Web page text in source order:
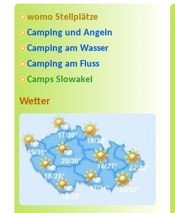
womo Stellplätze
Camping und Angeln
Camping am Wasser
Camping am Fluss
Camps Slowakei
Wetter